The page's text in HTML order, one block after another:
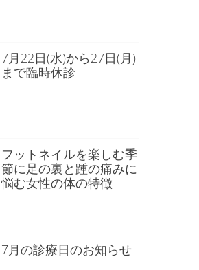
7月22日(水)から27日(月)
まで臨時休診
フットネイルを楽しむ季
節に足の裏と踵の痛みに
悩む女性の体の特徴
7月の診療日のお知らせ